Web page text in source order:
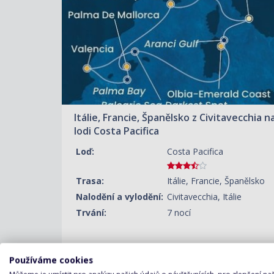
Itálie, Francie, Španělsko z Civitavecchia
lodi Costa Pacifica
Loď: Costa Pacifica
Trasa:
Itálie, Francie, Španělsko
Nalodění a vylodění: Civitavecchia, Itálie
Trvání:
7 nocí
ZOBRAZIT DETAIL
22.08.2026 – 29.08.2026
29 500 KČ/OS.
(1 219 €)
ZOBRAZIT DETAIL
29.08.2026 – 05.09.2026
32 890 KČ/OS.
(1 359 €)
ZOBRAZIT DETAIL
05.09.2026 – 12.09.2026
Používáme cookies